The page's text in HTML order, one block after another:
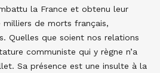
la France et obtenu leur
milliers de morts français,
Quelles que soient nos relations
communiste qui y règne n’a
Sa présence est une insulte à la